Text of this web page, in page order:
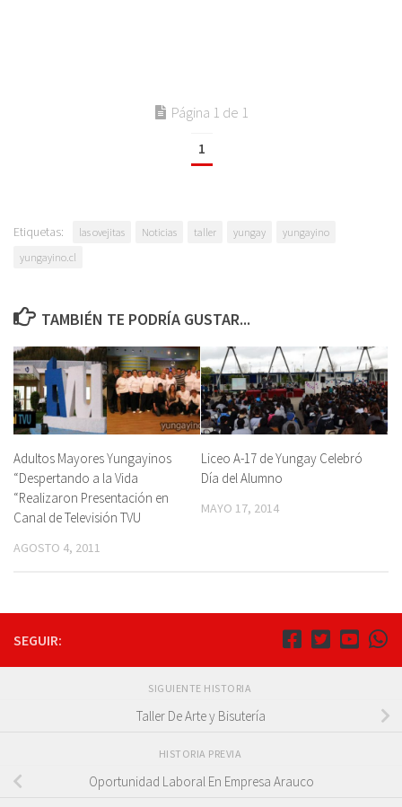
Página 1 de 1
1
Etiquetas: las ovejitas Noticias taller yungay
yungayino
yungayino.cl
TAMBIÉN TE PODRÍA GUSTAR...
Adultos Mayores Yungayinos
“Despertando a la Vida
“Realizaron Presentación en
Canal de Televisión TVU
AGOSTO 4, 2011
Liceo A-17 de Yungay Celebró
Día del Alumno
MAYO 17, 2014
SEGUIR:
SIGUIENTE HISTORIA
Taller De Arte y Bisutería
HISTORIA PREVIA
Oportunidad Laboral En Empresa Arauco